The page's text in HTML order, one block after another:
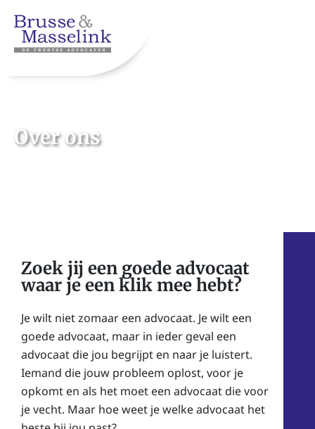
Over ons
Zoek jij een goede advocaat
waar je een klik mee hebt?
Je wilt niet zomaar een advocaat. Je wilt een
goede advocaat, maar in ieder geval een
advocaat die jou begrijpt en naar je luistert.
Iemand die jouw probleem oplost, voor je
opkomt en als het moet een advocaat die voor
je vecht. Maar hoe weet je welke advocaat het